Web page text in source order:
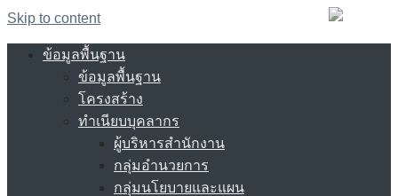
Skip to content
ข้อมูลพื้นฐาน
ข้อมูลพื้นฐาน
โครงสร้าง
ทำเนียบบุคลากร
ผู้บริหารสำนักงาน
กลุ่มอำนวยการ
กลุ่มนโยบายและแผน